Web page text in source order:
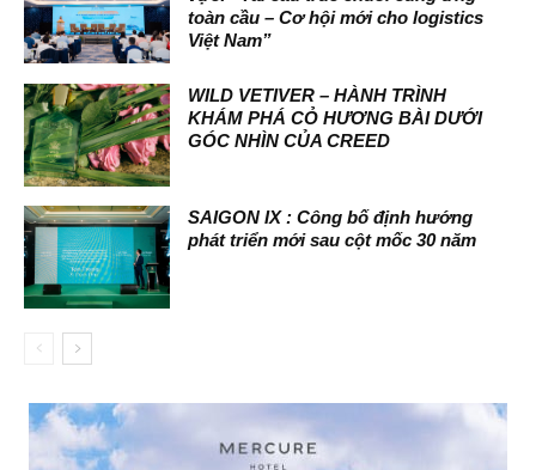
toàn cầu – Cơ hội mới cho logistics
Việt Nam”
WILD VETIVER – HÀNH TRÌNH
KHÁM PHÁ CỎ HƯƠNG BÀI DƯỚI
GÓC NHÌN CỦA CREED
SAIGON IX : Công bố định hướng
phát triển mới sau cột mốc 30 năm